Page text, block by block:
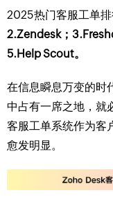
2025热门客服工单排
2.Zendesk；
5.Help Scout。
在信息瞬息万变的时
中占有一席之地，就
客服工单系统作为客
愈发明显。